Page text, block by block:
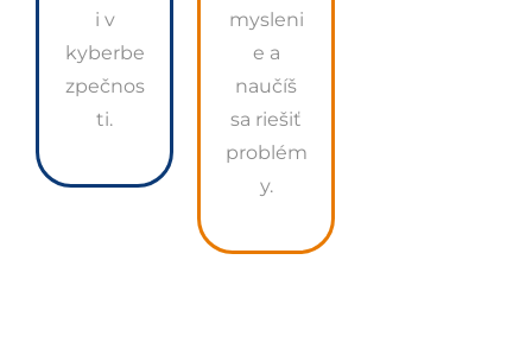
i v
kyberbe
zpečnos
ti.
mysleni
e a
naučíš
sa riešiť
problém
y.